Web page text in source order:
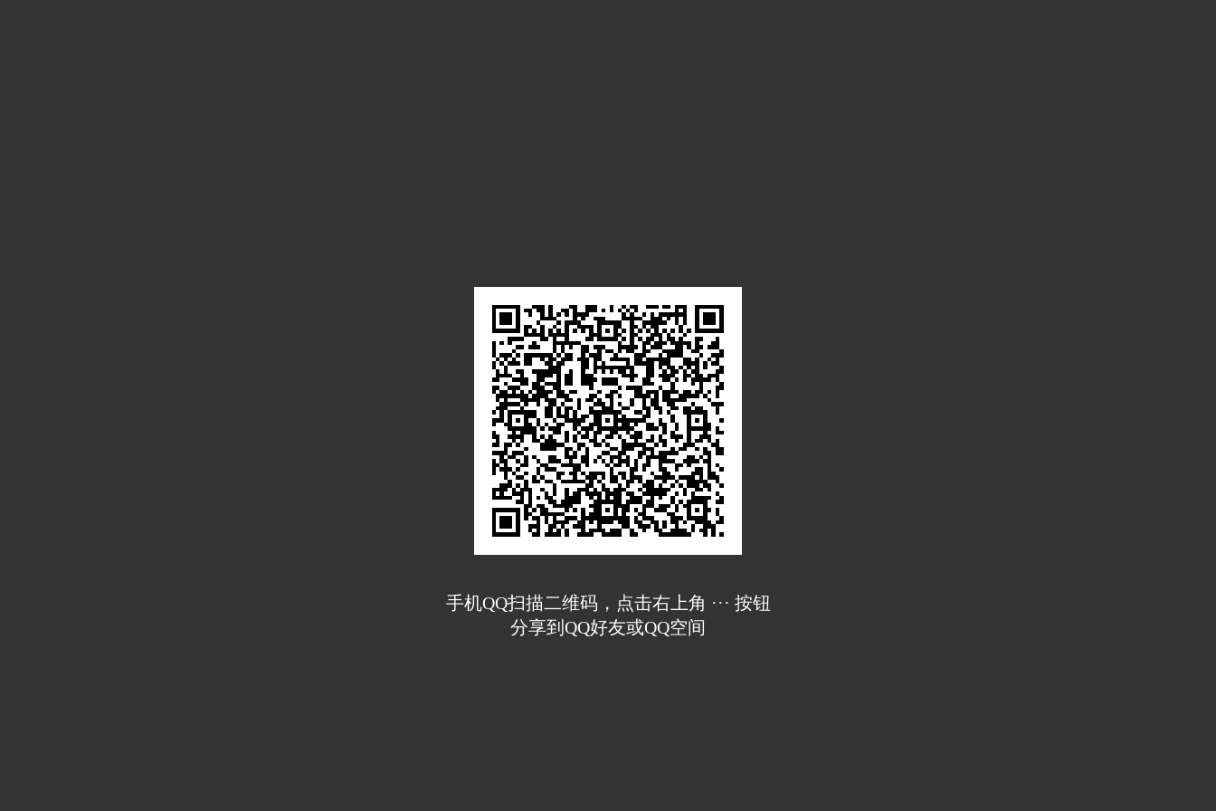
手机QQ扫描二维码，点击右上角 ··· 按钮
分享到QQ好友或QQ空间